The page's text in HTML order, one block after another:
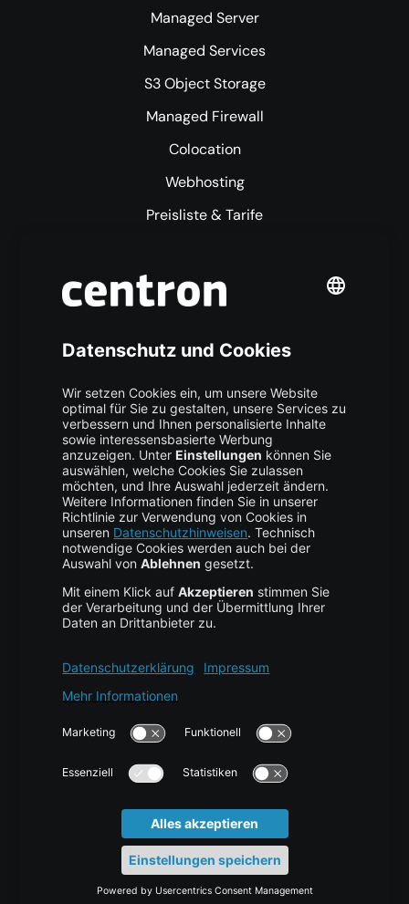
Managed Server
Managed Services
S3 Object Storage
Managed Firewall
Colocation
Webhosting
Preisliste & Tarife
Mehr centron
High Availability
Trust Center
Data Recovery
Backup Service
Business Hosting
Cloud Storage
Cloud Anbieter
Leitfaden & Übersicht
News
Glossar
Karriere